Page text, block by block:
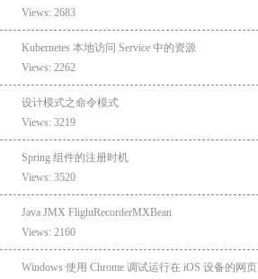
Views: 2683
Kubernetes 本地访问 Service 中的资源
Views: 2262
设计模式之命令模式
Views: 3219
Spring 组件的注册时机
Views: 3520
Java JMX FlightRecorderMXBean
Views: 2160
Windows 使用 Chrome 调试运行在 iOS 设备的网页